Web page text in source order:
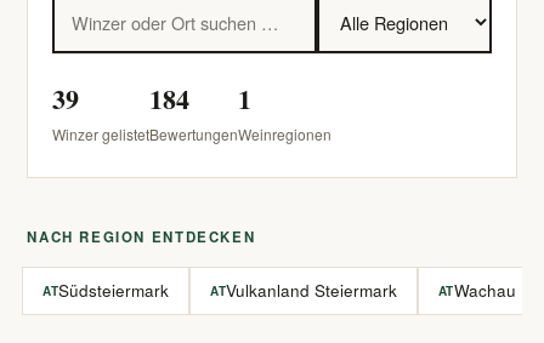
39
Winzer gelistet
184
Bewertungen
1
Weinregionen
NACH REGION ENTDECKEN
ATSüdsteiermark ATVulkanland Steiermark ATWachau